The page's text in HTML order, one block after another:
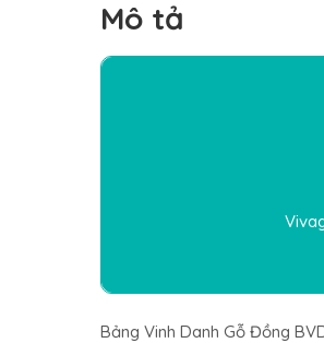
Mô tả
Bảng Vinh Danh Gỗ Đồng